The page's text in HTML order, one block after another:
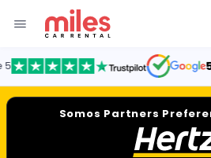
5.0
Somos Partners